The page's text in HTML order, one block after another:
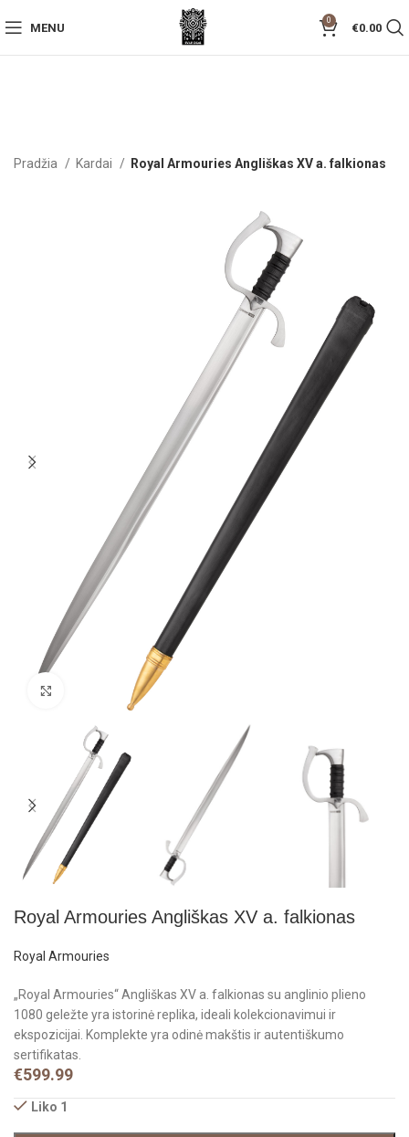
MENU
0
€0.00
Pradžia Kardai Royal Armouries Angliškas XV a. falkionas
Click to enlarge
Royal Armouries Angliškas XV a. falkionas
Royal Armouries
„Royal Armouries“ Angliškas XV a. falkionas su anglinio plieno
1080 geležte yra istorinė replika, ideali kolekcionavimui ir
ekspozicijai. Komplekte yra odinė makštis ir autentiškumo
sertifikatas.
€599.99
Liko 1